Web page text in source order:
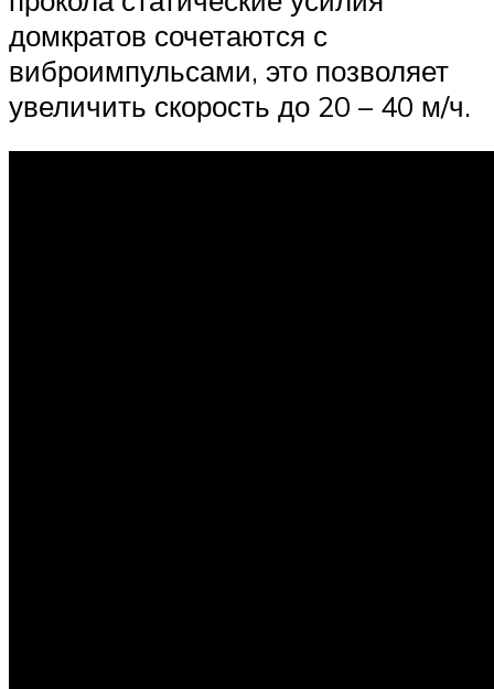
домкратов сочетаются с
виброимпульсами, это позволяет
увеличить скорость до 20 – 40 м/ч.